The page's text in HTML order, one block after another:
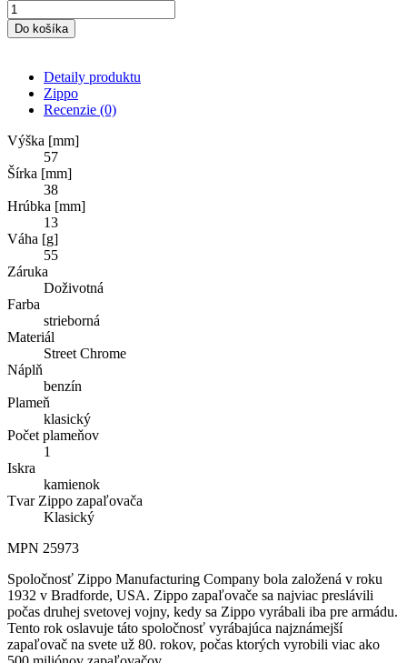
Do košíka
Detaily produktu
Zippo
Recenzie (0)
Výška [mm]
57
Šírka [mm]
38
Hrúbka [mm]
13
Váha [g]
55
Záruka
Doživotná
Farba
strieborná
Materiál
Street Chrome
Náplň
benzín
Plameň
klasický
Počet plameňov
1
Iskra
kamienok
Tvar Zippo zapaľovača
Klasický
MPN 25973
Spoločnosť Zippo Manufacturing Company bola založená v roku
1932 v Bradforde, USA. Zippo zapaľovače sa najviac preslávili
počas druhej svetovej vojny, kedy sa Zippo vyrábali iba pre armádu.
Tento rok oslavuje táto spoločnosť vyrábajúca najznámejší
zapaľovač na svete už 80. rokov, počas ktorých vyrobili viac ako